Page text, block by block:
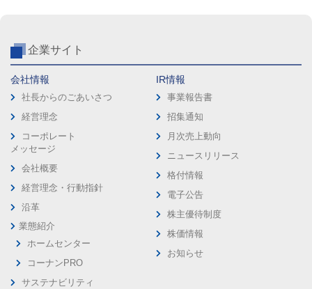
企業サイト
会社情報
社長からのごあいさつ
経営理念
コーポレート
メッセージ
会社概要
経営理念・行動指針
沿革
業態紹介
ホームセンター
コーナンPRO
サステナビリティ
IR情報
事業報告書
招集通知
月次売上動向
ニュースリリース
格付情報
電子公告
株主優待制度
株価情報
お知らせ